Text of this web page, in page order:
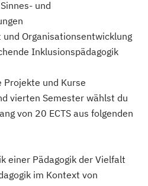
und
und Organisationsentwicklung
Inklusionspädagogik
Projekte und Kurse
vierten Semester wählst du
von 20 ECTS aus folgenden
einer Pädagogik der Vielfalt
im Kontext von